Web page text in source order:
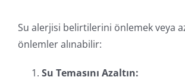
Su alerjisi belirtilerini önlemek veya
önlemler alınabilir:
Su Temasını Azaltın: